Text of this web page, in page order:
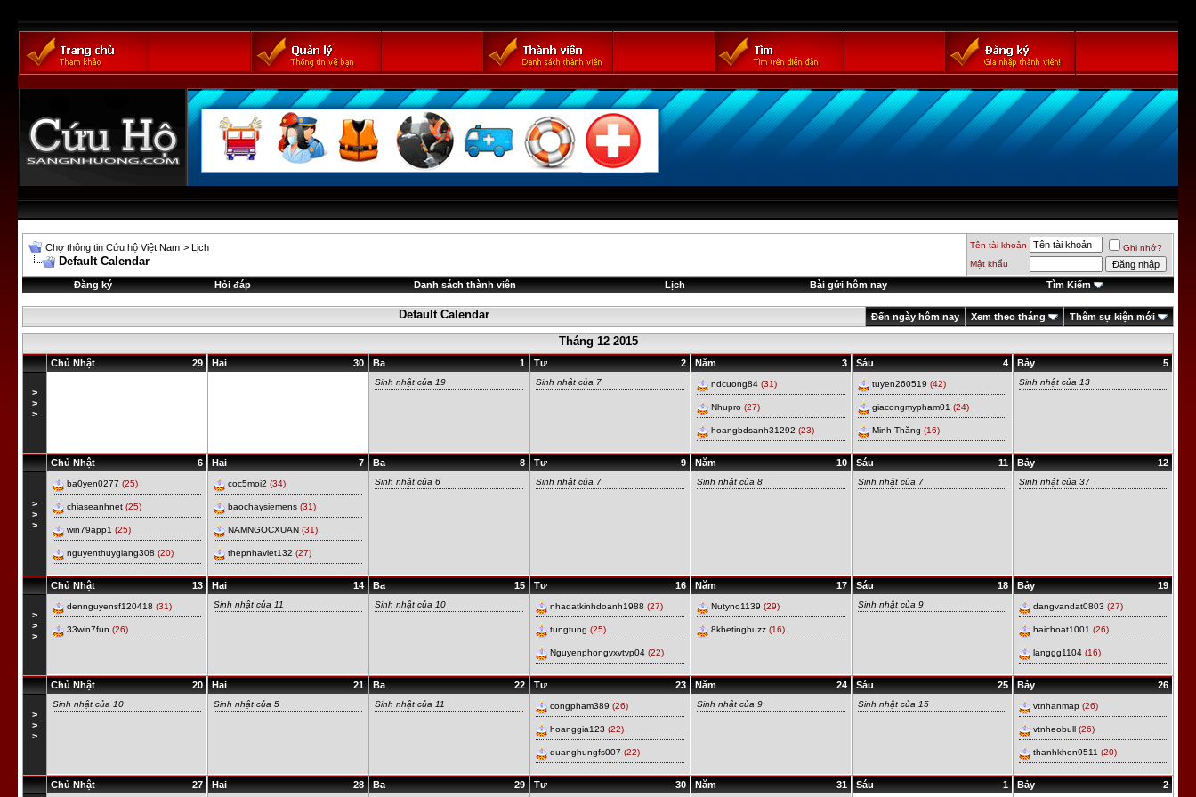
Chợ thông tin Cứu hộ Việt Nam > Lịch
Default Calendar
Tên tài khoản
Ghi nhớ?
Mật khẩu
Đăng ký Hỏi đáp Danh sách thành viên Lịch Bài gửi hôm nay Tìm Kiếm
Default Calendar Đến ngày hôm nay Xem theo tháng Thêm sự kiện mới
Tháng 12 2015
>
>
>
29
Chủ Nhật 30
Hai 1
Ba
Sinh nhật của 19
2
Tư
Sinh nhật của 7
3
Năm
ndcuong84 (31)
Nhupro (27)
hoangbdsanh31292 (23)
4
Sáu
tuyen260519 (42)
giacongmypham01 (24)
Minh Thăng (16)
5
Bảy
Sinh nhật của 13
>
>
>
6
Chủ Nhật
ba0yen0277 (25)
chiaseanhnet (25)
win79app1 (25)
nguyenthuygiang308 (20)
7
Hai
coc5moi2 (34)
baochaysiemens (31)
NAMNGOCXUAN (31)
thepnhaviet132 (27)
8
Ba
Sinh nhật của 6
9
Tư
Sinh nhật của 7
10
Năm
Sinh nhật của 8
11
Sáu
Sinh nhật của 7
12
Bảy
Sinh nhật của 37
>
>
>
13
Chủ Nhật
dennguyensf120418 (31)
33win7fun (26)
14
Hai
Sinh nhật của 11
15
Ba
Sinh nhật của 10
16
Tư
nhadatkinhdoanh1988 (27)
tungtung (25)
Nguyenphongvxvtvp04 (22)
17
Năm
Nutyno1139 (29)
8kbetingbuzz (16)
18
Sáu
Sinh nhật của 9
19
Bảy
dangvandat0803 (27)
haichoat1001 (26)
langgg1104 (16)
>
>
>
20
Chủ Nhật
Sinh nhật của 10
21
Hai
Sinh nhật của 5
22
Ba
Sinh nhật của 11
23
Tư
congpham389 (26)
hoanggia123 (22)
quanghungfs007 (22)
24
Năm
Sinh nhật của 9
25
Sáu
Sinh nhật của 15
26
Bảy
vtnhanmap (26)
vtnheobull (26)
thanhkhon9511 (20)
27
Chủ Nhật 28
Hai 29
Ba 30
Tư 31
Năm 1
Sáu 2
Bảy